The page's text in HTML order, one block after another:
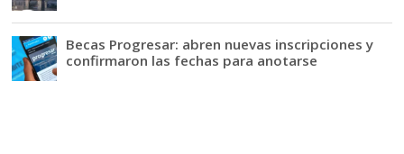
Becas Progresar: abren nuevas inscripciones y
confirmaron las fechas para anotarse